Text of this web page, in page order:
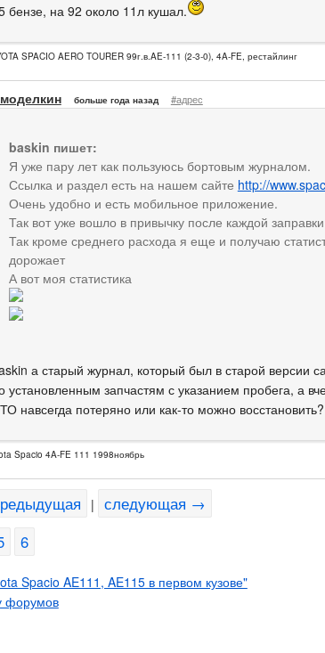
бензе, на 92 около 11л кушал.
SPACIO AERO TOURER 99г.в.AE-111 (2-3-0), 4A-FE, рестайлинг
больше года назад #адрес
baskin пишет:
Я уже пару лет как пользуюсь бортовым журналом.
Ссылка и раздел есть на нашем сайте http://
Очень удобно и есть мобильное приложение.
Так вот уже вошло в привычку после каждой
Так кроме среднего расхода я еще и получаю
дорожает
А вот моя статистика
а старый журнал, который был в старой версии
установленным запчастям с указанием пробега, а
навсегда потеряно или как-то можно восстановить?
Spacio 4A-FE 111 1998ноябрь
| следующая →
6
Spacio AE111, AE115 в первом кузове"
форумов